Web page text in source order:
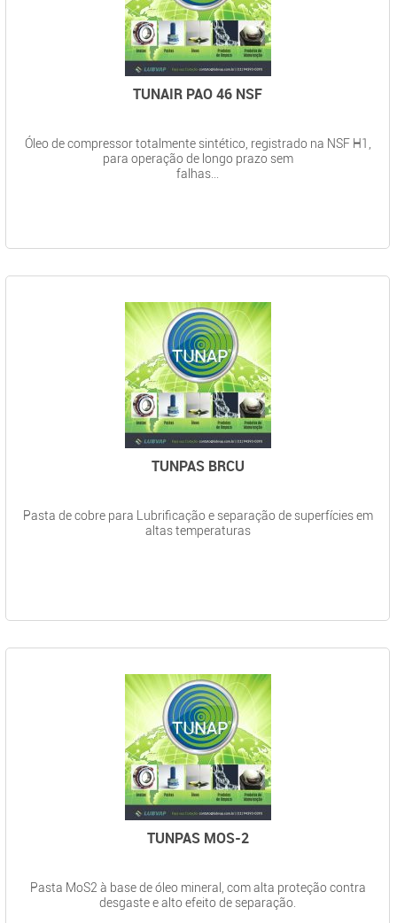
TUNAIR PAO 46 NSF
Óleo de compressor totalmente sintético, registrado na NSF H1,
para operação de longo prazo sem
falhas...
TUNPAS BRCU
Pasta de cobre para Lubrificação e separação de superfícies em
altas temperaturas
TUNPAS MOS-2
Pasta MoS2 à base de óleo mineral, com alta proteção contra
desgaste e alto efeito de separação.